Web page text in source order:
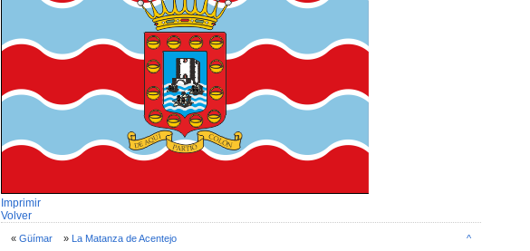
Imprimir
Volver
« Güí­mar» La Matanza de Acentejo ^